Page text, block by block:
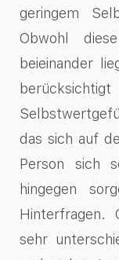
geringem
Obwohl
beieinander
das sich auf
Person sich
hingegen
Hinterfragen.
sehr